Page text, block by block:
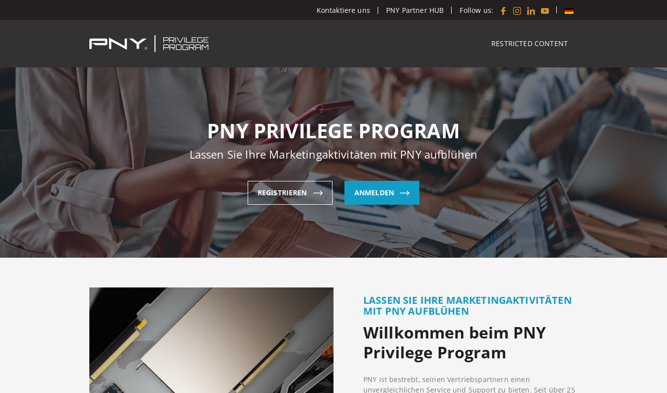
Kontaktiere uns PNY Partner HUB Follow us:
RESTRICTED CONTENT
PNY PRIVILEGE PROGRAM
Lassen Sie Ihre Marketingaktivitäten mit PNY aufblühen
REGISTRIEREN ANMELDEN
LASSEN SIE IHRE MARKETINGAKTIVITÄTEN
MIT PNY AUFBLÜHEN
Willkommen beim PNY
Privilege Program
PNY ist bestrebt, seinen Vertriebspartnern einen
unvergleichlichen Service und Support zu bieten. Seit über 25